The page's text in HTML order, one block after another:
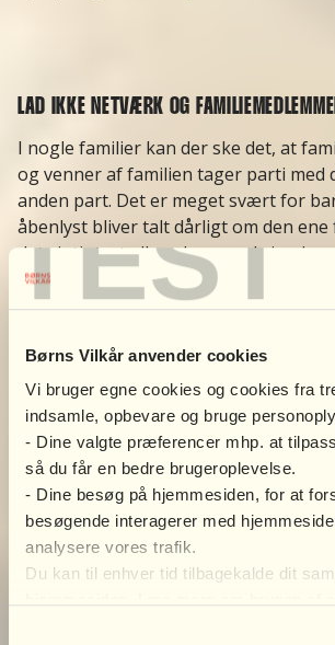
TEST
Børns Vilkår anvender cookies
Vi bruger egne cookies og cookies fra
indsamle, opbevare og bruge
- Dine valgte præferencer mhp. at
så du får en bedre brugeroplevelse.
- Dine besøg på hjemmesiden, for at
besøgende interagerer med
analysere vores trafik.
Du kan til enhver tid tilbagekalde dit
LAD IKKE NETVÆRK OG
I nogle familier kan der ske det, at
og venner af familien tager parti med
anden part. Det er meget svært for
åbenlyst bliver talt dårligt om den
det vigtigt, at alle voksne omkring
barnets loyalitet over for begge
og familie besked om, at I ikke
samtalen, og sig undskyld til barnet,
sker.
BØRNS VILKÅRS ANBEFALINGER TIL AT
SKILSMISSENS FØRSTE TID
Både snakken med børnene og den
reaktioner fra både børn og voksne.